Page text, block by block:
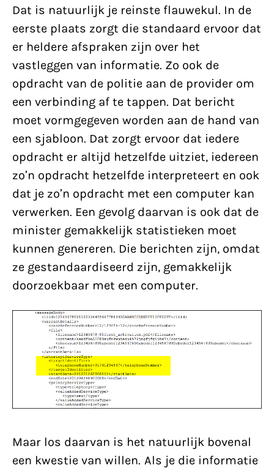
Dat is natuurlijk je reinste flauwekul. In de
eerste plaats zorgt die standaard ervoor dat
er heldere afspraken zijn over het
vastleggen van informatie. Zo ook de
opdracht van de politie aan de provider om
een verbinding af te tappen. Dat bericht
moet vormgegeven worden aan de hand van
een sjabloon. Dat zorgt ervoor dat iedere
opdracht er altijd hetzelfde uitziet, iedereen
zo’n opdracht hetzelfde interpreteert en ook
dat je zo’n opdracht met een computer kan
verwerken. Een gevolg daarvan is ook dat de
minister gemakkelijk statistieken moet
kunnen genereren. Die berichten zijn, omdat
ze gestandaardiseerd zijn, gemakkelijk
doorzoekbaar met een computer.
Maar los daarvan is het natuurlijk bovenal
een kwestie van willen. Als je die informatie